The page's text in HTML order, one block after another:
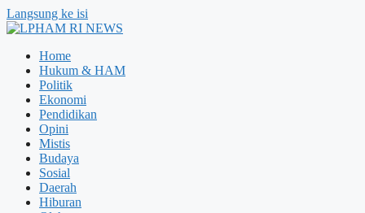
Langsung ke isi
Home
Hukum & HAM
Politik
Ekonomi
Pendidikan
Opini
Mistis
Budaya
Sosial
Daerah
Hiburan